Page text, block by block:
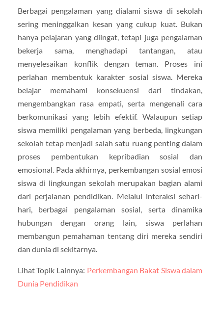
Berbagai pengalaman yang dialami siswa di sekolah
sering meninggalkan kesan yang cukup kuat. Bukan
hanya pelajaran yang diingat, tetapi juga pengalaman
bekerja sama, menghadapi tantangan, atau
menyelesaikan konflik dengan teman. Proses ini
perlahan membentuk karakter sosial siswa. Mereka
belajar memahami konsekuensi dari tindakan,
mengembangkan rasa empati, serta mengenali cara
berkomunikasi yang lebih efektif. Walaupun setiap
siswa memiliki pengalaman yang berbeda, lingkungan
sekolah tetap menjadi salah satu ruang penting dalam
proses pembentukan kepribadian sosial dan
emosional. Pada akhirnya, perkembangan sosial emosi
siswa di lingkungan sekolah merupakan bagian alami
dari perjalanan pendidikan. Melalui interaksi sehari-
hari, berbagai pengalaman sosial, serta dinamika
hubungan dengan orang lain, siswa perlahan
membangun pemahaman tentang diri mereka sendiri
dan dunia di sekitarnya.
Lihat Topik Lainnya: Perkembangan Bakat Siswa dalam
Dunia Pendidikan